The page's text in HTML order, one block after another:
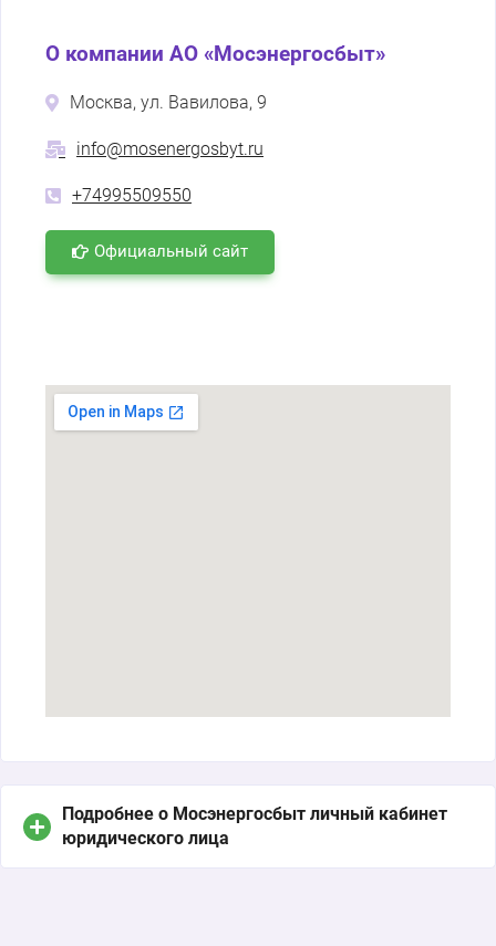
О компании АО «Мосэнергосбыт»
Москва, ул. Вавилова, 9
info@mosenergosbyt.ru
+74995509550
Официальный сайт
Подробнее о Мосэнергосбыт личный кабинет
юридического лица